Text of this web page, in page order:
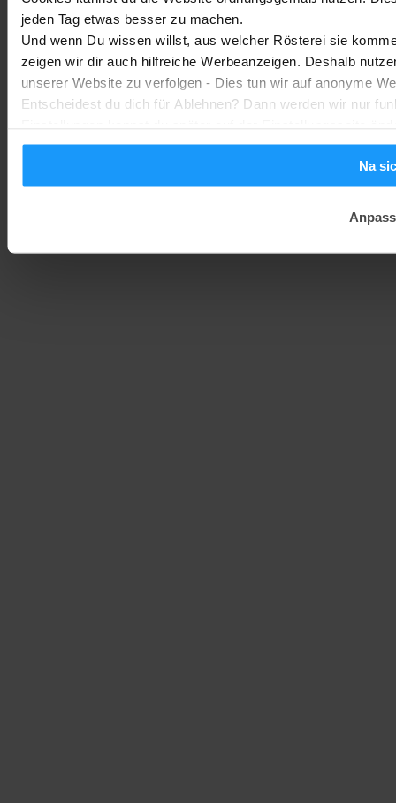
jeden Tag etwas besser zu machen.
Und wenn Du wissen willst, aus welcher Rösterei sie
zeigen wir dir auch hilfreiche Werbeanzeigen. Deshalb
unserer Website zu verfolgen - Dies tun wir auf anonyme
Entscheidest du dich für Ablehnen? Dann werden wir nur
Na
Homematic IP Kamera: Die neue Kamerafamilie im Überblick
Smarte Sicherheit Marc - 1. August 2026